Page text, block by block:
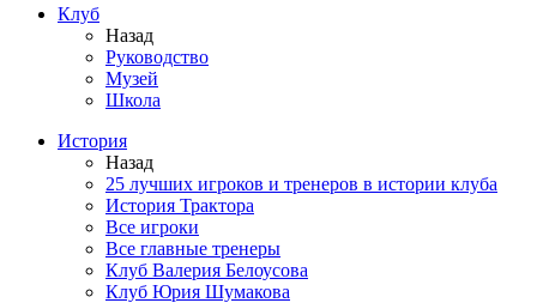
Клуб
Назад
Руководство
Музей
Школа
История
Назад
25 лучших игроков и тренеров в истории клуба
История Трактора
Все игроки
Все главные тренеры
Клуб Валерия Белоусова
Клуб Юрия Шумакова